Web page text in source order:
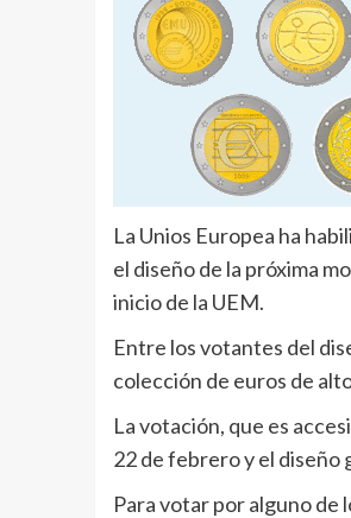
La Unios Europea ha
el diseño de la próxima
inicio de la UEM.
Entre los votantes del
colección de euros de
La votación, que es
22 de febrero y el diseño
Para votar por alguno de